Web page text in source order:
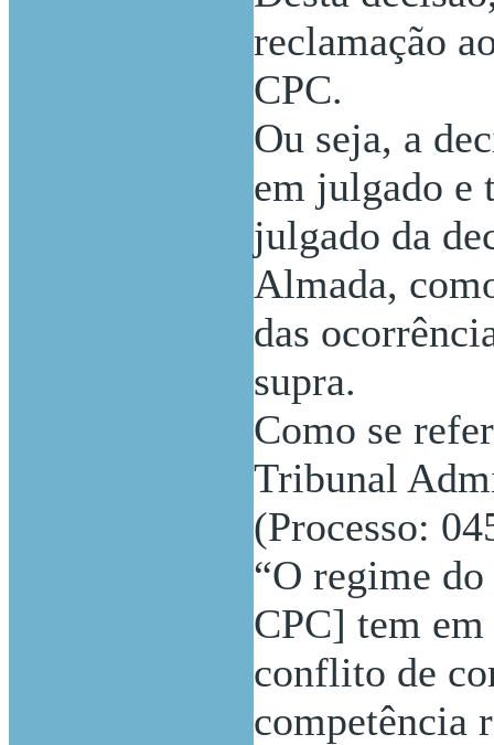
reclamação
CPC.
Ou seja, a
em julgado e
julgado da
Almada,
das
supra.
Como se
Tribunal
(Processo:
“O regime
CPC] tem
conflito de
competência